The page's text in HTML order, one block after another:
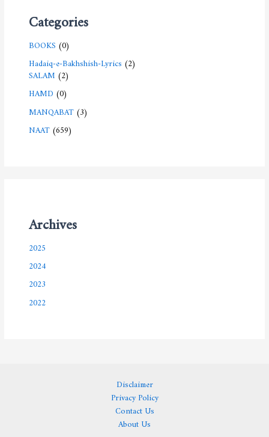
Categories
BOOKS(0)
Hadaiq-e-Bakhshish-Lyrics(2)
SALAM(2)
HAMD(0)
MANQABAT(3)
NAAT(659)
Archives
2025
2024
2023
2022
Disclaimer
Privacy Policy
Contact Us
About Us